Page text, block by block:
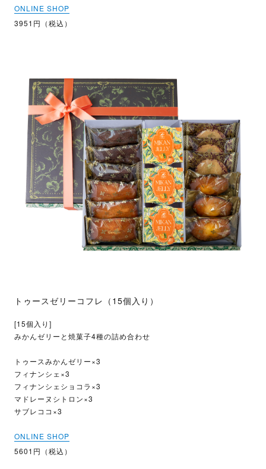
ONLINE SHOP
3951円（税込）
トゥースゼリーコフレ（15個入り）
[15個入り]
みかんゼリーと焼菓子4種の詰め合わせ
トゥースみかんゼリー×3
フィナンシェ×3
フィナンシェショコラ×3
マドレーヌシトロン×3
サブレココ×3
ONLINE SHOP
5601円（税込）